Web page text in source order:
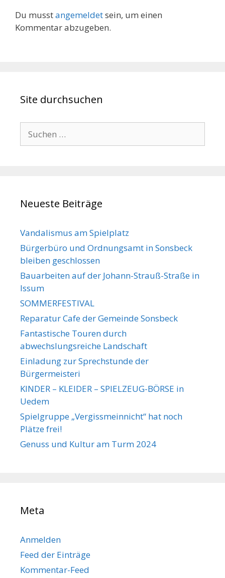
Du musstangemeldetsein, um einen
Kommentar abzugeben.
Site durchsuchen
nach:
Neueste Beiträge
Vandalismus am Spielplatz
Bürgerbüro und Ordnungsamt in Sonsbeck
bleiben geschlossen
Bauarbeiten auf der Johann-Strauß-Straße in
Issum
SOMMERFESTIVAL
Reparatur Cafe der Gemeinde Sonsbeck
Fantastische Touren durch
abwechslungsreiche Landschaft
Einladung zur Sprechstunde der
Bürgermeisteri
KINDER – KLEIDER – SPIELZEUG-BÖRSE in
Uedem
Spielgruppe „Vergissmeinnicht“ hat noch
Plätze frei!
Genuss und Kultur am Turm 2024
Meta
Anmelden
Feed der Einträge
Kommentar-Feed